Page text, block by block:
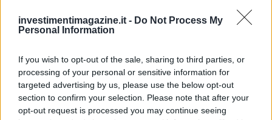
investimentimagazine.it - Do Not Process My
Personal Information
If you wish to opt-out of the sale, sharing to third parties, or
processing of your personal or sensitive information for
targeted advertising by us, please use the below opt-out
section to confirm your selection. Please note that after your
opt-out request is processed you may continue seeing
spesso disposti a investire in titoli con beta più elevato.
Formula per Beta
La sua è una formula utile per calcolare il beta :
\ begin {align} & \ text {Beta} = \ frac {\ text {CR}} {\ text
{Variance of Market’s Return}} \\ & \ textbf {dove:} \\ & \